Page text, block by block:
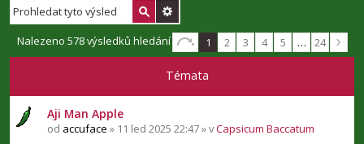
Nalezeno 578 výsledků hledání 1 2 3 4 5 … 24
Témata
Aji Man Apple
od accuface » 11 led 2025 22:47 » vCapsicum Baccatum